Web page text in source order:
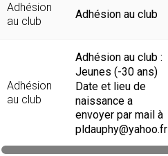
Manuels d'utilisation
Manuels de réparation
Adhésion
au club
Adhésion au club
Adhésion
au club
Adhésion au club :
Jeunes (-30 ans)
Date et lieu de
naissance a
envoyer par mail à
pldauphy@yahoo.fr